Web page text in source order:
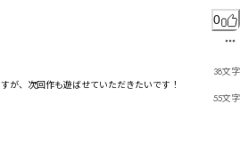
0
38文字
が、次回作も遊ばせていただきたいです！
55文字